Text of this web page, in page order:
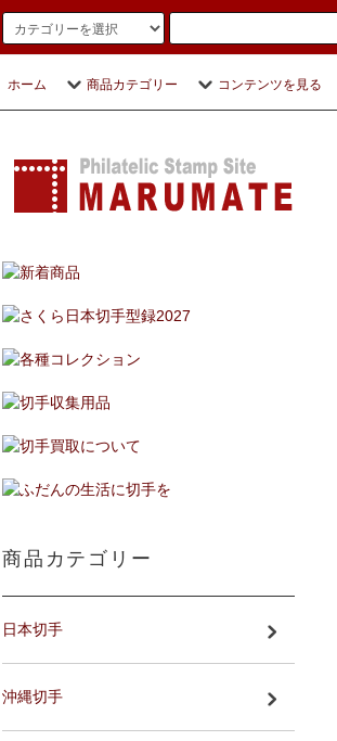
ホーム 商品カテゴリー コンテンツを見る
商品カテゴリー
日本切手
沖縄切手